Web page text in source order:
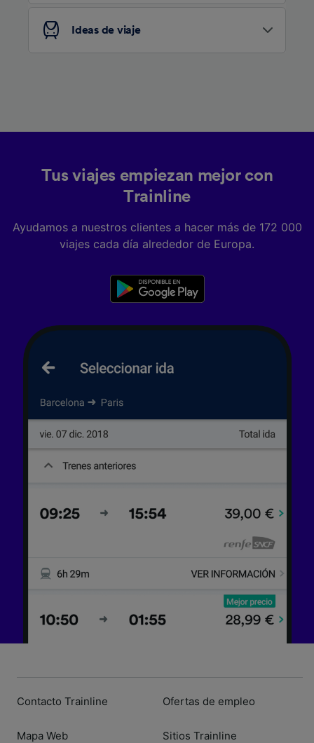
Ideas de viaje
Tus viajes empiezan mejor con
Trainline
Ayudamos a nuestros clientes a hacer más de 172 000
viajes cada día alrededor de Europa.
Contacto Trainline
Mapa Web
Ofertas de empleo
Sitios Trainline